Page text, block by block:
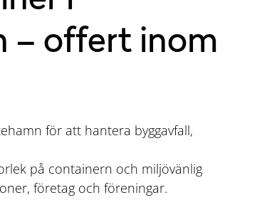
– offert inom
för att hantera byggavfall,
på containern och miljövänlig
företag och föreningar.